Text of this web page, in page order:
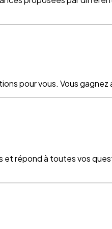
pour vous. Vous
répond à toutes vos